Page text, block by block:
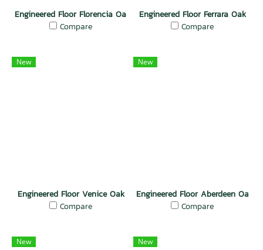
Engineered Floor Florencia Oak
Compare
Engineered Floor Ferrara Oak
Compare
New
Engineered Floor Venice Oak
Compare
New
Engineered Floor Aberdeen Oak
Compare
New New